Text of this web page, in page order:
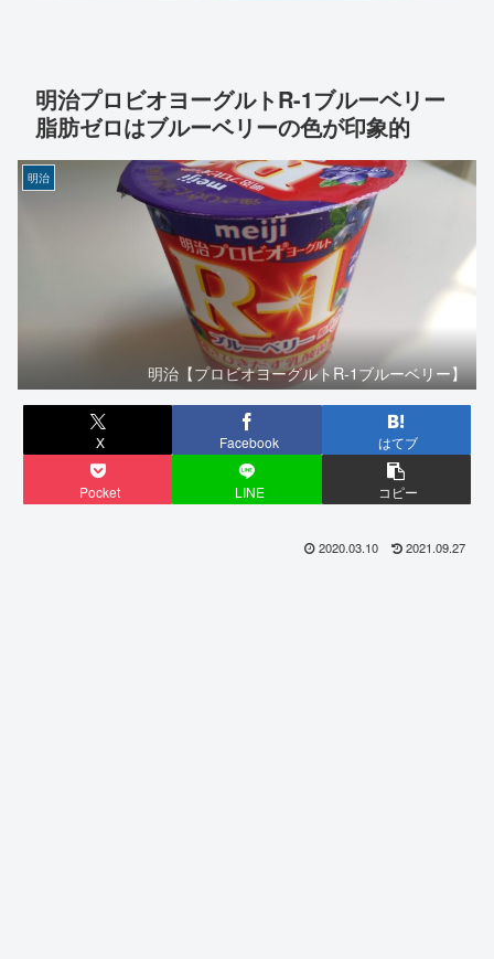
明治プロビオヨーグルトR-1ブルーベリー
脂肪ゼロはブルーベリーの色が印象的
明治
明治【プロビオヨーグルトR-1ブルーベリー】
X Facebook はてブ
Pocket LINE コピー
2020.03.10 2021.09.27